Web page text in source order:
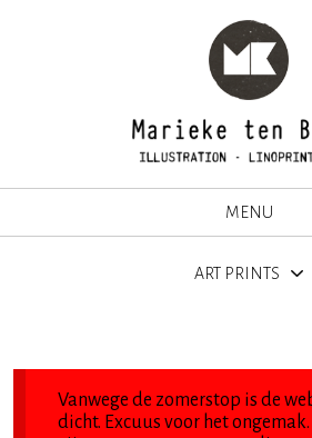
MENU
ART PRINTS
Vanwege de zomerstop is de
dicht. Excuus voor het